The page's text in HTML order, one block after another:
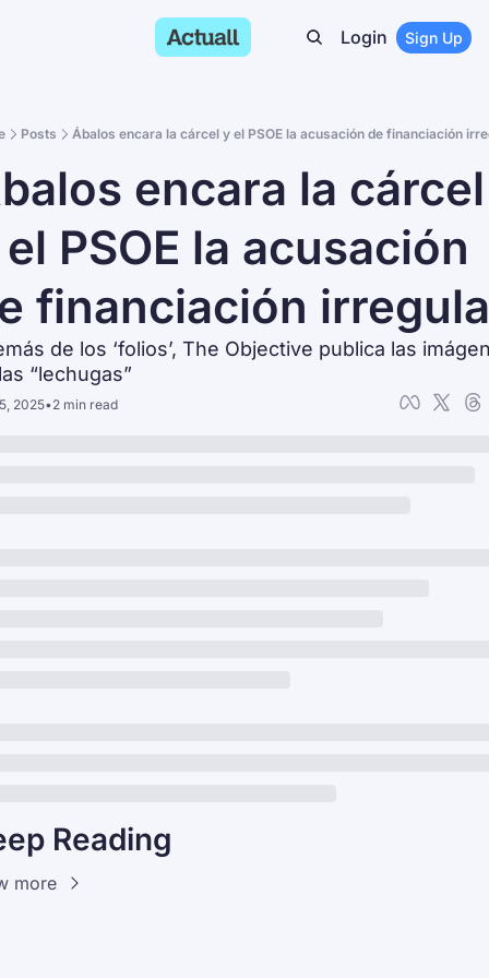
Login Sign Up
Posts Ábalos encara la cárcel y el PSOE la acusación de financiación
encara la cárcel
PSOE la acusación
financiación
de los ‘folios’, The Objective publica las
“lechugas”
2025•2 min read
Reading
more